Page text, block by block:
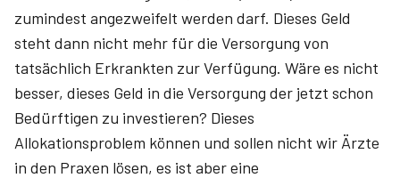
zumindest angezweifelt werden darf. Dieses Geld
steht dann nicht mehr für die Versorgung von
tatsächlich Erkrankten zur Verfügung. Wäre es nicht
besser, dieses Geld in die Versorgung der jetzt schon
Bedürftigen zu investieren? Dieses
Allokationsproblem können und sollen nicht wir Ärzte
in den Praxen lösen, es ist aber eine